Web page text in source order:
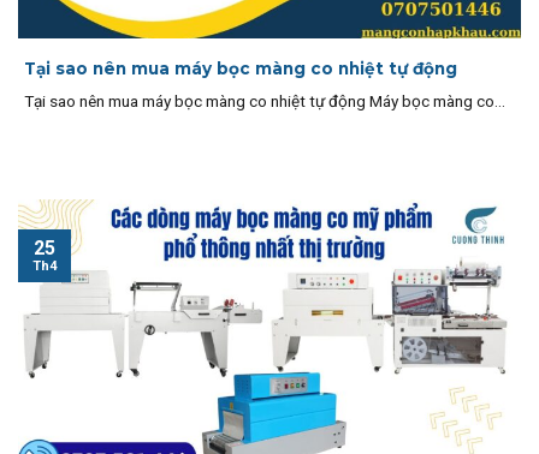
Tại sao nên mua máy bọc màng co nhiệt tự động
Tại sao nên mua máy bọc màng co nhiệt tự động Máy bọc màng co...
25
Th4